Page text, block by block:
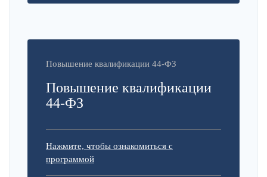
Повышение квалификации 44-ФЗ
Повышение квалификации
44-ФЗ
Нажмите, чтобы ознакомиться с
программой